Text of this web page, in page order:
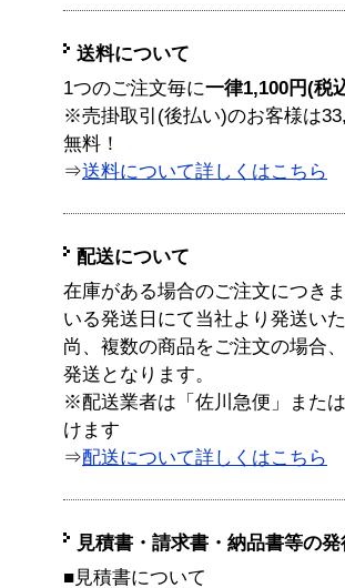
送料について
1つのご注文毎に一律1,100円(税
※売掛取引(後払い)のお客様は
無料！
⇒送料について詳しくはこちら
配送について
在庫がある場合のご注文につき
いる発送日にて当社より発送い
尚、複数の商品をご注文の場合
発送となります。
※配送業者は「佐川急便」また
けます
⇒配送について詳しくはこちら
見積書・請求書・納品書等の
■見積書について